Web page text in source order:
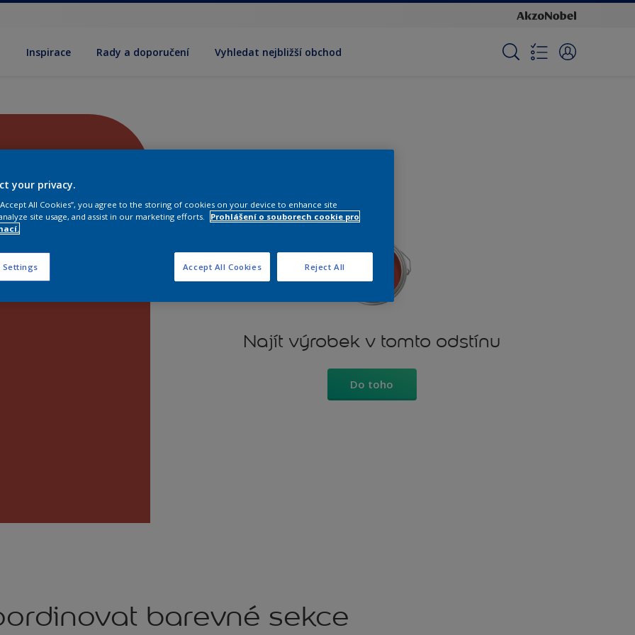
Inspirace Rady a doporučení Vyhledat nejbližší obchod
Najít výrobek v tomto odstínu
Do toho
barevné sekce
your privacy.
All Cookies”, you agree to the storing of cookies on your device to enhance site
site usage, and assist in our marketing efforts.
Prohlášení o souborech cookie pro
Settings Reject All
Accept All Cookies